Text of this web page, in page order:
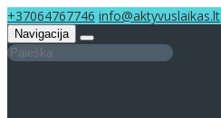
+37064767746 info@aktyvuslaikas.lt
Navigacija